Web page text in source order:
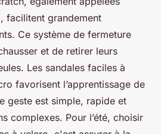
facilitent grandement
Ce système de fermeture
et de retirer leurs
Les sandales faciles à
favorisent l’apprentissage de
geste est simple, rapide et
complexes. Pour l’été, choisir